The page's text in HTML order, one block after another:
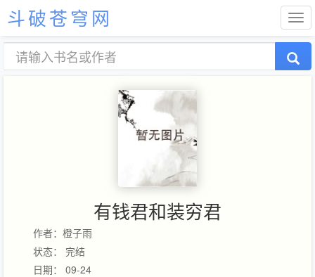
斗破苍穹网
有钱君和装穷君
作者：橙子雨
状态： 完结
日期： 09-24